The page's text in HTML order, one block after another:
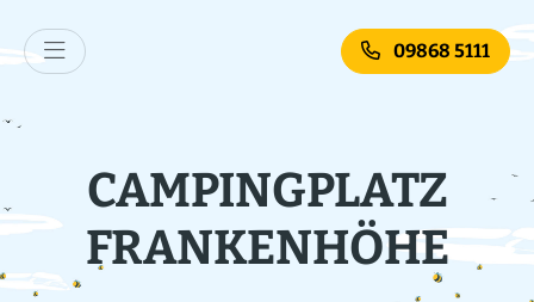
09868 5111
CAMPINGPLATZ
FRANKENHÖHE